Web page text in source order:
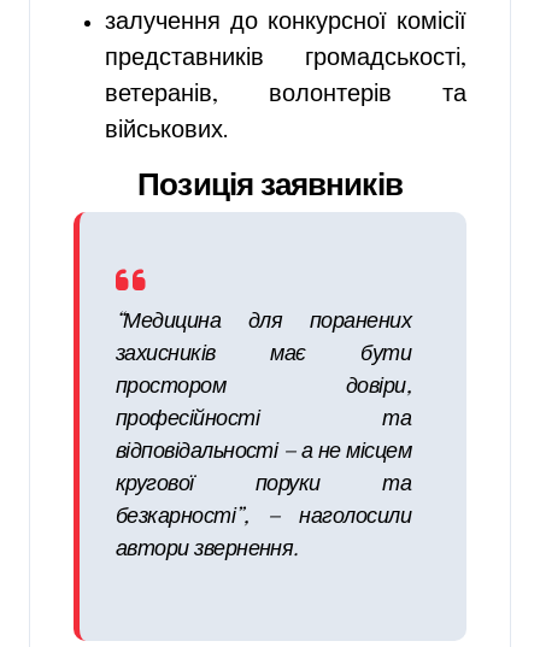
залучення до конкурсної комісії
представників громадськості,
ветеранів, волонтерів та
військових.
Позиція заявників
“Медицина для поранених
захисників має бути
простором довіри,
професійності та
відповідальності — а не місцем
кругової поруки та
безкарності”,— наголосили
автори звернення.